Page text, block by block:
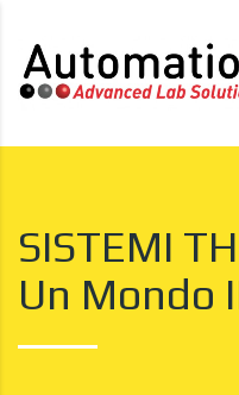
SISTEMI
Un Mondo